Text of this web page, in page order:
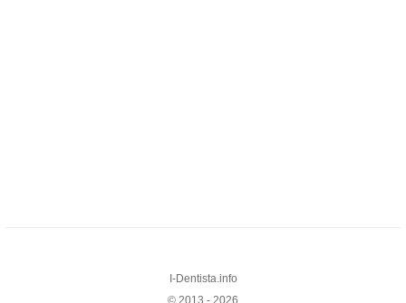
I-Dentista.info
© 2013 - 2026